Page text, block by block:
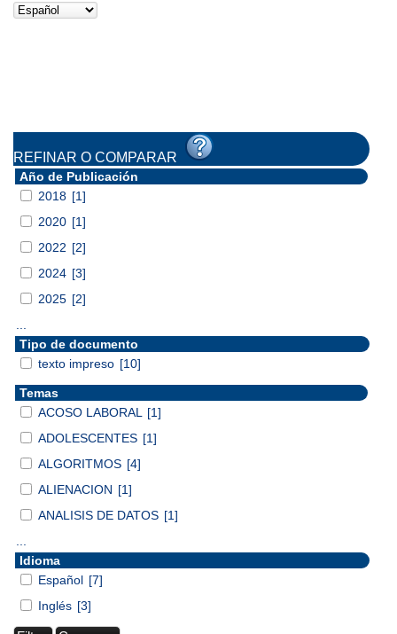
REFINAR O COMPARAR
Año de Publicación
2018 [1]
2020 [1]
2022 [2]
2024 [3]
2025 [2]
Tipo de documento
texto impreso [10]
Temas
ACOSO LABORAL
[1]
ADOLESCENTES [1]
ALGORITMOS [4]
ALIENACION [1]
ANALISIS DE DATOS [1]
Idioma
Español [7]
Inglés [3]